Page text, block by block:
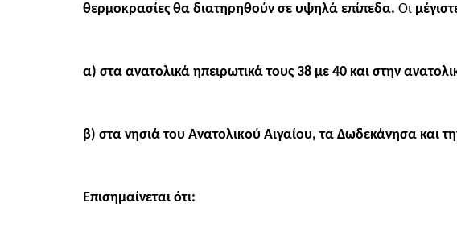
θερμοκρασίες θα διατηρηθούν σε υψηλά επίπεδα. Οι
α) στα ανατολικά ηπειρωτικά τους 38 με 40 και στην
β) στα νησιά του Ανατολικού Αιγαίου, τα Δωδεκάνησα και
Επισημαίνεται ότι: